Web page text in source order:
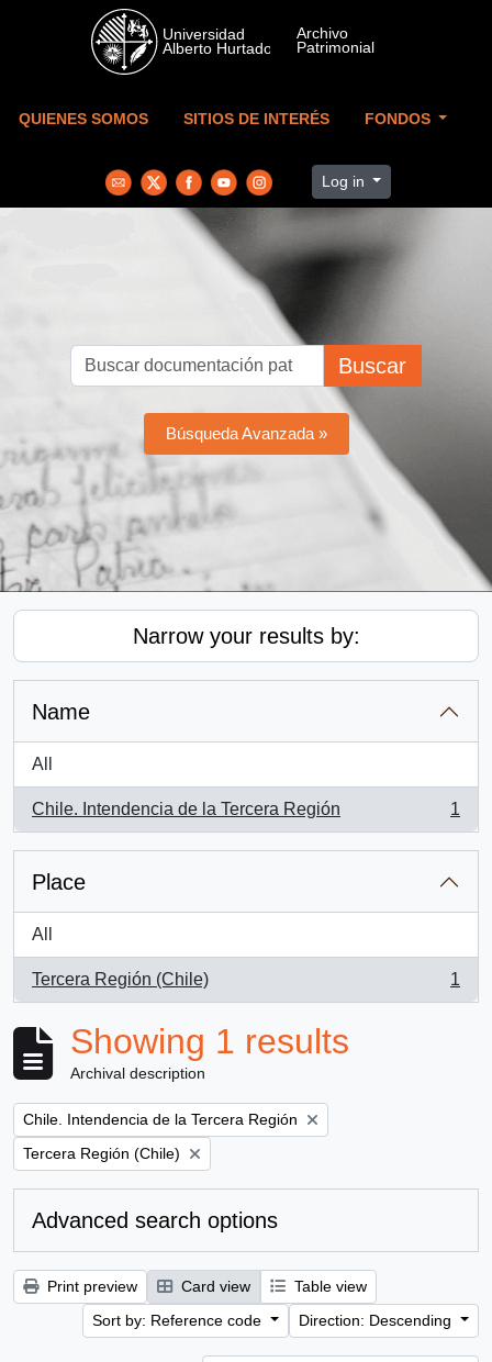
Skip to main content
QUIENES SOMOS SITIOS DE INTERÉS FONDOS
Log in
Buscar
Búsqueda Avanzada »
Narrow your results by:
Name
All
Chile. Intendencia de la Tercera Región
, 1 results
1
Place
All
Tercera Región (Chile)
, 1 results
1
Showing 1 results
Archival description
Remove filter:
Chile. Intendencia de la Tercera Región
Remove filter:
Tercera Región (Chile)
Advanced search options
Print preview Card view
Table view
Sort by: Reference code
Direction: Descending